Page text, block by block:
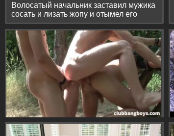
Волосатый начальник заставил мужика
сосать и лизать жопу и отымел его
раком